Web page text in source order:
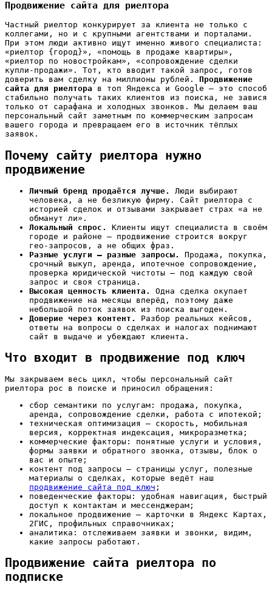
Продвижение сайта для риелтора
Частный риелтор конкурирует за клиента не только с
коллегами, но и с крупными агентствами и порталами.
При этом люди активно ищут именно живого специалиста:
«риелтор {город}», «помощь в продаже квартиры»,
«риелтор по новостройкам», «сопровождение сделки
купли-продажи». Тот, кто вводит такой запрос, готов
доверить вам сделку на миллионы рублей. Продвижение
сайта для риелтора в топ Яндекса и Google — это способ
стабильно получать таких клиентов из поиска, не завися
только от сарафана и холодных звонков. Мы делаем ваш
персональный сайт заметным по коммерческим запросам
вашего города и превращаем его в источник тёплых
заявок.
Почему сайту риелтора нужно
продвижение
Личный бренд продаётся лучше.
Люди выбирают
человека, а не безликую фирму. Сайт риелтора с
историей сделок и отзывами закрывает страх «а не
обманут ли».
Локальный спрос.
Клиенты ищут специалиста в своём
городе и районе — продвижение строится вокруг
гео-запросов, а не общих фраз.
Разные услуги — разные запросы.
Продажа, покупка,
срочный выкуп, аренда, ипотечное сопровождение,
проверка юридической чистоты — под каждую свой
запрос и своя страница.
Высокая ценность клиента.
Одна сделка окупает
продвижение на месяцы вперёд, поэтому даже
небольшой поток заявок из поиска выгоден.
Доверие через контент.
Разбор реальных кейсов,
ответы на вопросы о сделках и налогах поднимают
сайт в выдаче и убеждают клиента.
Что входит в продвижение под ключ
Мы закрываем весь цикл, чтобы персональный сайт
риелтора рос в поиске и приносил обращения:
сбор семантики по услугам: продажа, покупка,
аренда, сопровождение сделки, работа с ипотекой;
техническая оптимизация — скорость, мобильная
версия, корректная индексация, микроразметка;
коммерческие факторы: понятные услуги и условия,
формы заявки и обратного звонка, отзывы, блок о
вас и опыте;
контент под запросы — страницы услуг, полезные
материалы о сделках, которые ведёт наш
продвижение сайта под ключ ;
поведенческие факторы: удобная навигация, быстрый
доступ к контактам и мессенджерам;
локальное продвижение — карточки в Яндекс Картах,
2ГИС, профильных справочниках;
аналитика: отслеживаем заявки и звонки, видим,
какие запросы работают.
Продвижение сайта риелтора по
подписке